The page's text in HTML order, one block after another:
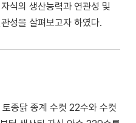
식의 생산능력과 연관성 및
성을 살펴보고자 하였다.
종닭 종계 수컷 22수와 수컷